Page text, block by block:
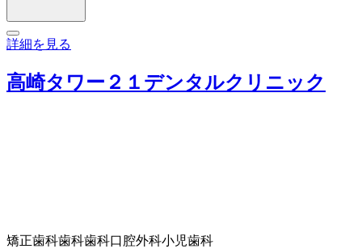
詳細を見る
高崎タワー２１デンタルクリニック
矯正歯科歯科歯科口腔外科小児歯科